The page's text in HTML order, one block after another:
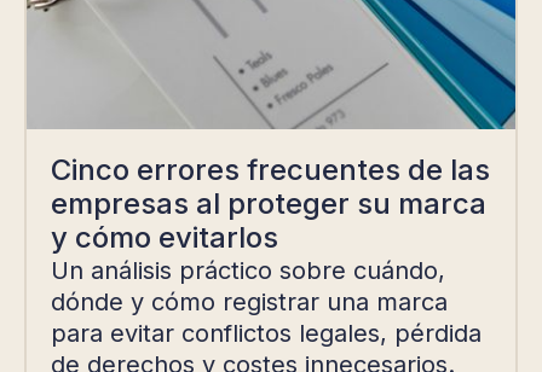
Cinco errores frecuentes de las
empresas al proteger su marca
y cómo evitarlos
Un análisis práctico sobre cuándo,
dónde y cómo registrar una marca
para evitar conflictos legales, pérdida
de derechos y costes innecesarios.